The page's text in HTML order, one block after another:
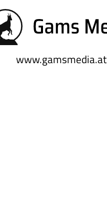
www.gamsmedia.at